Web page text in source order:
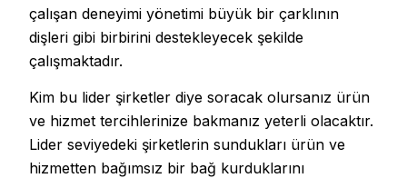
çalışan deneyimi yönetimi büyük bir çarklının
dişleri gibi birbirini destekleyecek şekilde
çalışmaktadır.
Kim bu lider şirketler diye soracak olursanız ürün
ve hizmet tercihlerinize bakmanız yeterli olacaktır.
Lider seviyedeki şirketlerin sundukları ürün ve
hizmetten bağımsız bir bağ kurduklarını